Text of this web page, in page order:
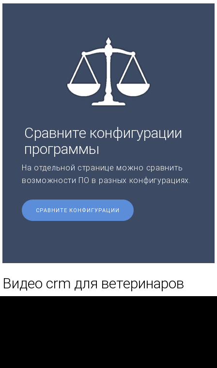
Сравните конфигурации
программы
На отдельной странице можно сравнить
возможности ПО в разных конфигурациях.
СРАВНИТЕ КОНФИГУРАЦИИ
Видео crm для ветеринаров